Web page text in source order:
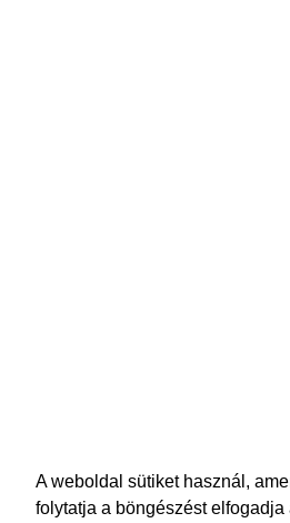
A weboldal sütiket használ,
folytatja a böngészést elfogadja